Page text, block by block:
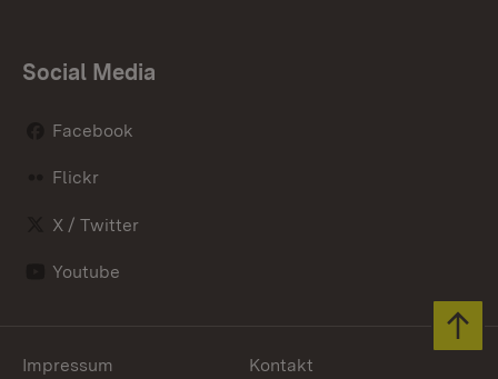
Social Media
Facebook
Flickr
X / Twitter
Youtube
Impressum Kontakt